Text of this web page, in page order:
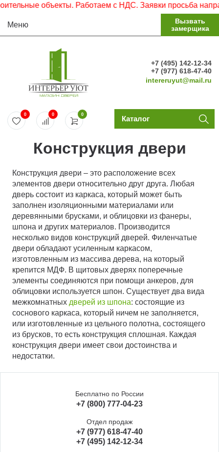
объекты. Работаем с НДС. Заявки просьба
Меню
Вызвать
замерщика
+7 (495) 142-12-34
+7 (977) 618-47-40
intereruyut@mail.ru
0
0 0 Каталог
Конструкция двери
Конструкция двери – это расположение всех
элементов двери относительно друг друга. Любая
дверь состоит из каркаса, который может быть
заполнен изоляционными материалами или
деревянными брусками, и облицовки из фанеры,
шпона и других материалов. Производится
несколько видов конструкций дверей. Филенчатые
двери обладают усиленным каркасом,
изготовленным из массива дерева, на который
крепится МДФ. В щитовых дверях поперечные
элементы соединяются при помощи анкеров, для
облицовки используется шпон. Существует два вида
межкомнатных дверей из шпона: состоящие из
соснового каркаса, который ничем не заполняется,
или изготовленные из цельного полотна, состоящего
из брусков, то есть конструкция сплошная. Каждая
конструкция двери имеет свои достоинства и
недостатки.
Бесплатно по России
+7 (800) 777-04-23
Отдел продаж
+7 (977) 618-47-40
+7 (495) 142-12-34